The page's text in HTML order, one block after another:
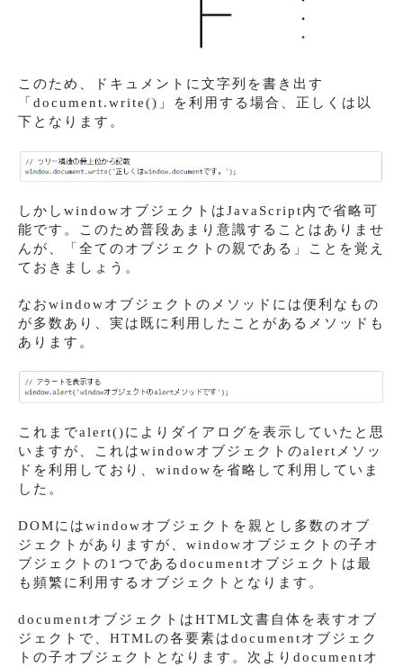
このため、ドキュメントに文字列を書き出す
「document.write()」を利用する場合、正しくは以
下となります。
しかしwindowオブジェクトはJavaScript内で省略可
能です。このため普段あまり意識することはありませ
んが、「全てのオブジェクトの親である」ことを覚え
ておきましょう。
なおwindowオブジェクトのメソッドには便利なもの
が多数あり、実は既に利用したことがあるメソッドも
あります。
これまでalert()によりダイアログを表示していたと思
いますが、これはwindowオブジェクトのalertメソッ
ドを利用しており、windowを省略して利用していま
した。
DOMにはwindowオブジェクトを親とし多数のオブ
ジェクトがありますが、windowオブジェクトの子オ
ブジェクトの1つであるdocumentオブジェクトは最
も頻繁に利用するオブジェクトとなります。
documentオブジェクトはHTML文書自体を表すオブ
ジェクトで、HTMLの各要素はdocumentオブジェク
トの子オブジェクトとなります。次よりdocumentオ